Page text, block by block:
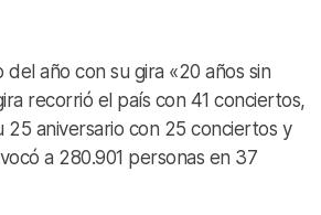
año con su gira «20 años sin
recorrió el país con 41 conciertos,
25 aniversario con 25 conciertos y
a 280.901 personas en 37